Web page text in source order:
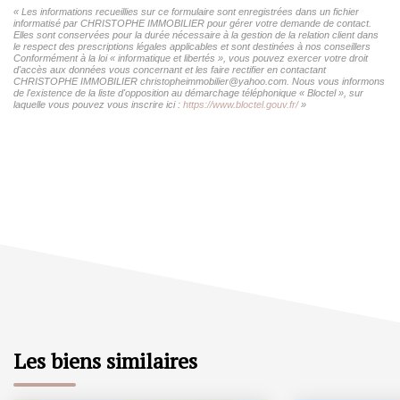
« Les informations recueillies sur ce formulaire sont enregistrées dans un fichier
informatisé par CHRISTOPHE IMMOBILIER pour gérer votre demande de contact.
Elles sont conservées pour la durée nécessaire à la gestion de la relation client dans
le respect des prescriptions légales applicables et sont destinées à nos conseillers
Conformément à la loi « informatique et libertés », vous pouvez exercer votre droit
d'accès aux données vous concernant et les faire rectifier en contactant
CHRISTOPHE IMMOBILIER christopheimmobilier@yahoo.com. Nous vous informons
de l'existence de la liste d'opposition au démarchage téléphonique « Bloctel », sur
laquelle vous pouvez vous inscrire ici : https://www.bloctel.gouv.fr/»
Les biens similaires